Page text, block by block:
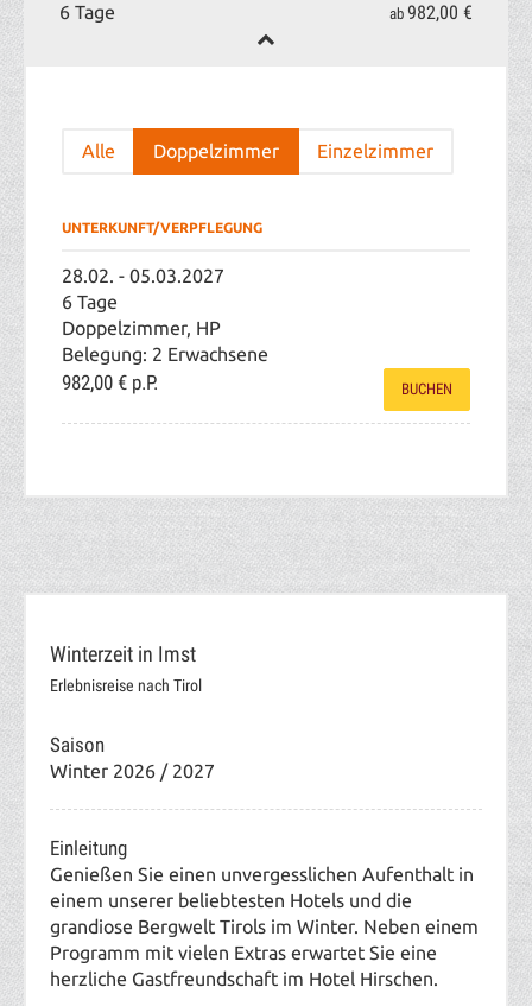
6 Tage ab 982,00 €
Alle Doppelzimmer Einzelzimmer
UNTERKUNFT/VERPFLEGUNG
28.02. - 05.03.2027
6 Tage
Doppelzimmer, HP
Belegung: 2 Erwachsene
982,00 € p.P. BUCHEN
Winterzeit in Imst
Erlebnisreise nach Tirol
Saison
Winter 2026 / 2027
Einleitung
Genießen Sie einen unvergesslichen Aufenthalt in
einem unserer beliebtesten Hotels und die
grandiose Bergwelt Tirols im Winter. Neben einem
Programm mit vielen Extras erwartet Sie eine
herzliche Gastfreundschaft im Hotel Hirschen.